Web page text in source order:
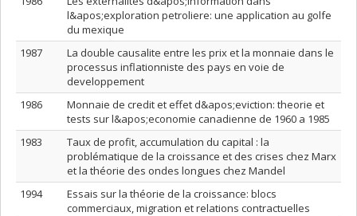
l&apos;exploration petroliere: une application au golfe
du mexique
1987
La double causalite entre les prix et la monnaie dans le
processus inflationniste des pays en voie de
developpement
1986
Monnaie de credit et effet d&apos;eviction: theorie et
tests sur l&apos;economie canadienne de 1960 a 1985
1983
Taux de profit, accumulation du capital : la
problématique de la croissance et des crises chez Marx
et la théorie des ondes longues chez Mandel
1994
Essais sur la théorie de la croissance: blocs
commerciaux, migration et relations contractuelles